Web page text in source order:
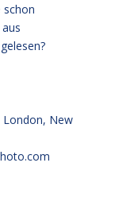
schon
New